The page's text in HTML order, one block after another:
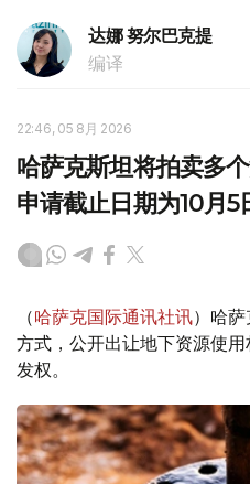
达娜 努尔巴克提
编译
22:46, 05 8月 2026
哈萨克斯坦将拍卖多
申请截止日期为10月5
（哈萨克国际通讯社讯）哈
方式，公开出让地下资源使
发权。